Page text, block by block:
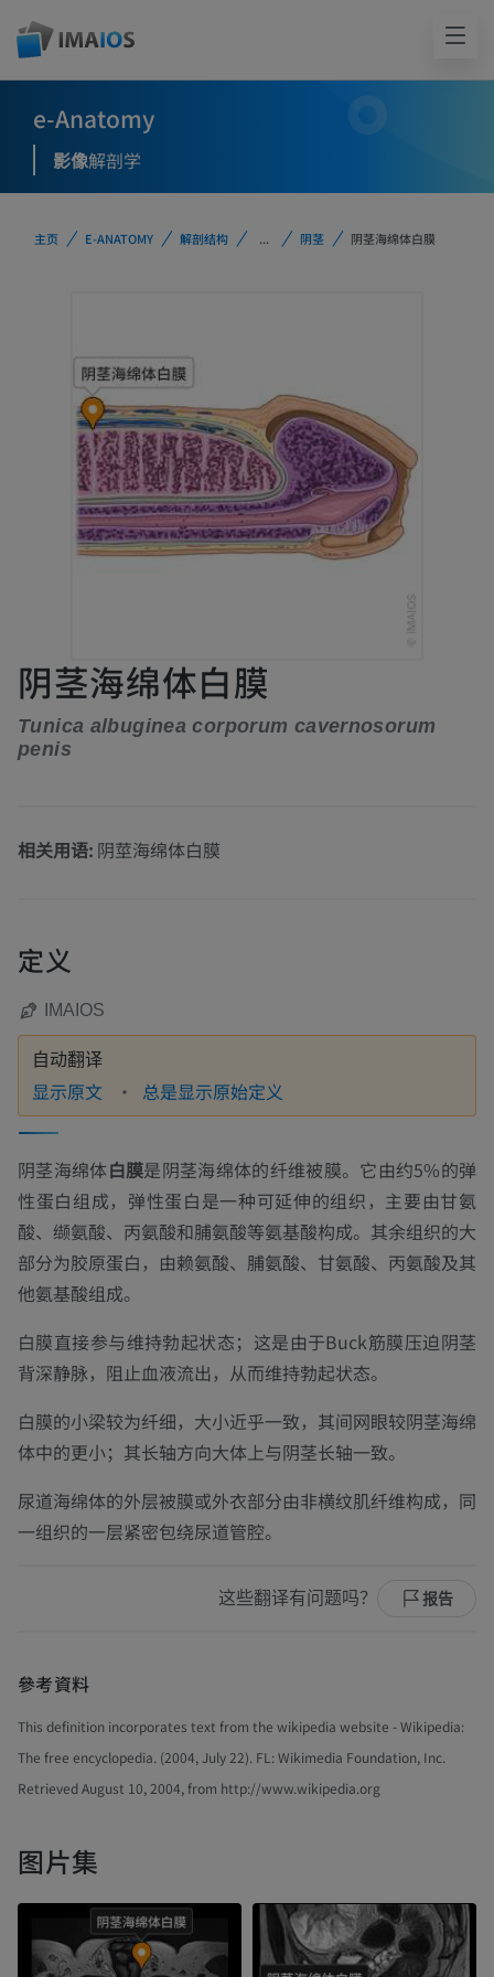
e-Anatomy
影像解剖学
主页 E-ANATOMY 解剖结构 ... 阴茎 阴茎海绵体白膜
阴茎海绵体白膜
Tunica albuginea corporum cavernosorum
penis
相关用语: 阴莖海绵体白膜
定义
IMAIOS
自动翻译
显示原文 总是显示原始定义
阴茎海绵体白膜是阴茎海绵体的纤维被膜。它由约5%的弹
性蛋白组成，弹性蛋白是一种可延伸的组织，主要由甘氨
酸、缬氨酸、丙氨酸和脯氨酸等氨基酸构成。其余组织的大
部分为胶原蛋白，由赖氨酸、脯氨酸、甘氨酸、丙氨酸及其
他氨基酸组成。
白膜直接参与维持勃起状态；这是由于Buck筋膜压迫阴茎
背深静脉，阻止血液流出，从而维持勃起状态。
白膜的小梁较为纤细，大小近乎一致，其间网眼较阴茎海绵
体中的更小；其长轴方向大体上与阴茎长轴一致。
尿道海绵体的外层被膜或外衣部分由非横纹肌纤维构成，同
一组织的一层紧密包绕尿道管腔。
这些翻译有问题吗？ 报告
參考資料
This definition incorporates text from the wikipedia website - Wikipedia:
The free encyclopedia. (2004, July 22). FL: Wikimedia Foundation, Inc.
Retrieved August 10, 2004, from http://www.wikipedia.org
图片集